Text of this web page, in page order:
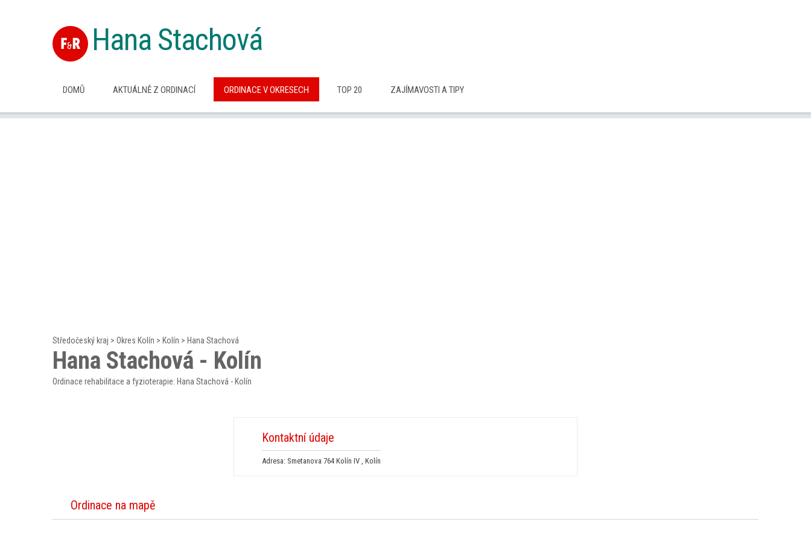
Hana Stachová
DOMŮ AKTUÁLNĚ Z ORDINACÍ ORDINACE V OKRESECH TOP 20 ZAJÍMAVOSTI A TIPY
Středočeský kraj > Okres Kolín > Kolín > Hana Stachová
Hana Stachová - Kolín
Ordinace rehabilitace a fyzioterapie: Hana Stachová - Kolín
Kontaktní údaje
Adresa: Smetanova 764 Kolín IV , Kolín
Ordinace na mapě